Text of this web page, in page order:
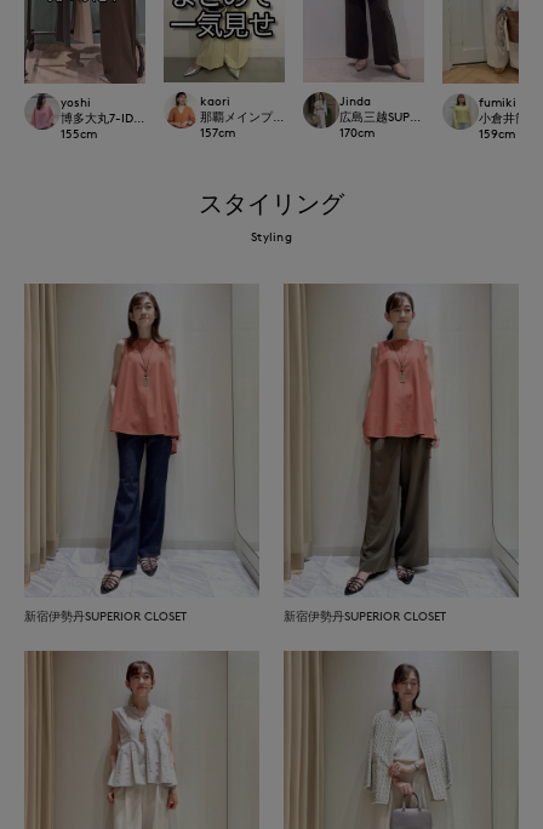
yoshi
博多大丸7-IDconcept.
155cm
kaori
那覇メインプレイスI.T.'S.international
157cm
Jinda
広島三越SUPERIORCLOSET
170cm
fumiki
小倉井筒屋
159cm
スタイリング
Styling
新宿伊勢丹SUPERIOR CLOSET 新宿伊勢丹SUPERIOR CLOSET